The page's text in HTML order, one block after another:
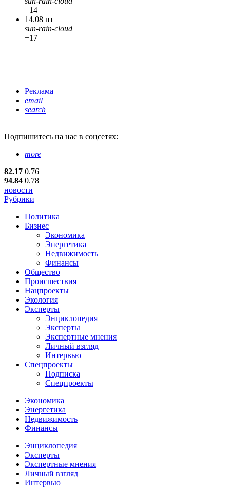
+14
14.08 пт
sun-rain-cloud
+17
Реклама
email
search
Подпишитесь на нас в соцсетях:
more
82.17 0.76
94.84 0.78
новости
Рубрики
Политика
Бизнес
Экономика
Энергетика
Недвижимость
Финансы
Общество
Происшествия
Нацпроекты
Экология
Эксперты
Энциклопедия
Эксперты
Экспертные мнения
Личный взгляд
Интервью
Спецпроекты
Подписка
Спецпроекты
Экономика
Энергетика
Недвижимость
Финансы
Энциклопедия
Эксперты
Экспертные мнения
Личный взгляд
Интервью